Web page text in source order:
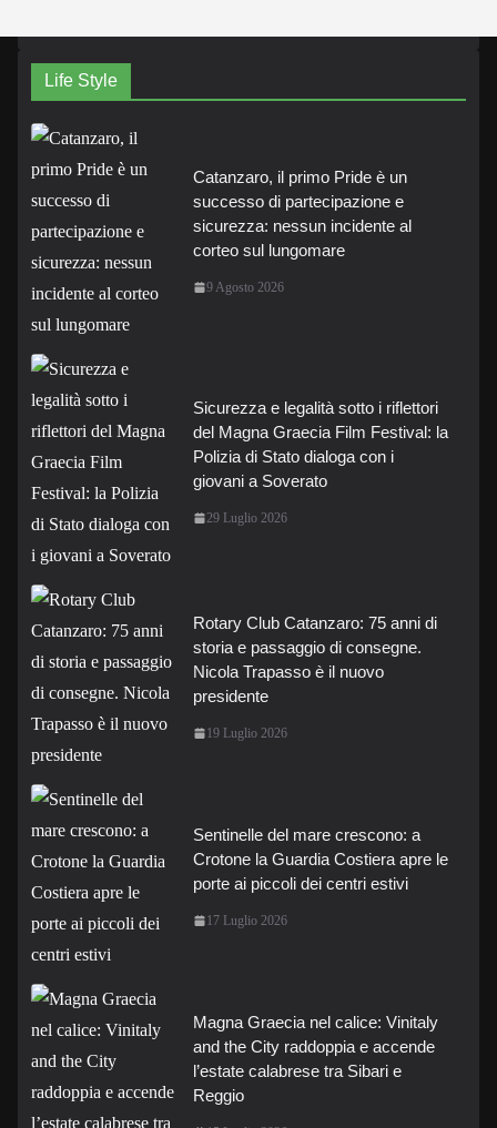
Life Style
Catanzaro, il primo Pride è un
successo di partecipazione e
sicurezza: nessun incidente al
corteo sul lungomare
9 Agosto 2026
Sicurezza e legalità sotto i riflettori
del Magna Graecia Film Festival: la
Polizia di Stato dialoga con i
giovani a Soverato
29 Luglio 2026
Rotary Club Catanzaro: 75 anni di
storia e passaggio di consegne.
Nicola Trapasso è il nuovo
presidente
19 Luglio 2026
Sentinelle del mare crescono: a
Crotone la Guardia Costiera apre le
porte ai piccoli dei centri estivi
17 Luglio 2026
Magna Graecia nel calice: Vinitaly
and the City raddoppia e accende
l’estate calabrese tra Sibari e
Reggio